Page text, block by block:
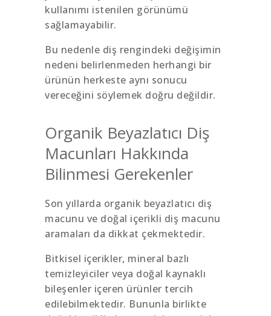
kullanımı istenilen görünümü
sağlamayabilir.
Bu nedenle diş rengindeki değişimin
nedeni belirlenmeden herhangi bir
ürünün herkeste aynı sonucu
vereceğini söylemek doğru değildir.
Organik Beyazlatıcı Diş
Macunları Hakkında
Bilinmesi Gerekenler
Son yıllarda organik beyazlatıcı diş
macunu ve doğal içerikli diş macunu
aramaları da dikkat çekmektedir.
Bitkisel içerikler, mineral bazlı
temizleyiciler veya doğal kaynaklı
bileşenler içeren ürünler tercih
edilebilmektedir. Bununla birlikte